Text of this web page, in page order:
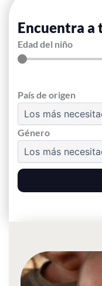
Encuentra a
Edad del niño
País de origen
Género